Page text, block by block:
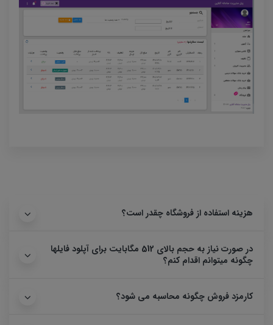
هزینه استفاده از فروشگاه چقدر است؟
در صورت نیاز به حجم بالای 512 مگابایت برای آپلود فایلها
چگونه میتوانم اقدام کنم؟
کارمزد فروش چگونه محاسبه می شود؟